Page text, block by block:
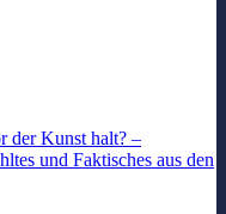
der Kunst halt? –
und Faktisches aus den